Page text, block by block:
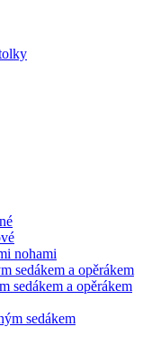
nohami
sedákem a opěrákem
sedákem a opěrákem
sedákem